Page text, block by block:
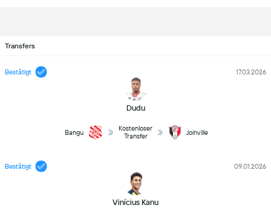
Transfers
Bestätigt
Dudu
17.03.2026
Bangu
Kostenloser
Transfer
Joinville
Bestätigt
Vinícius Kanu
09.01.2026